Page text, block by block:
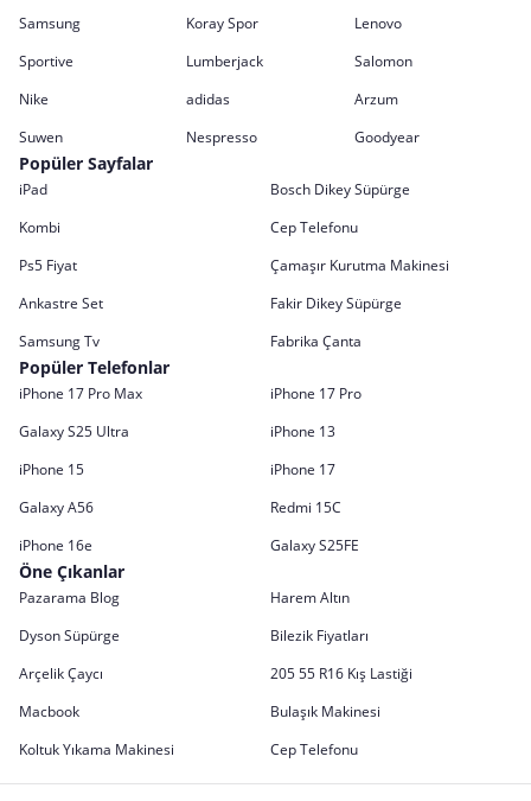
Samsung
Koray Spor
Lenovo
Sportive
Lumberjack
Salomon
Nike
adidas
Arzum
Suwen
Nespresso Goodyear
Popüler Sayfalar
iPad
Bosch Dikey Süpürge
Kombi
Cep Telefonu
Ps5 Fiyat
Çamaşır Kurutma Makinesi
Ankastre Set
Fakir Dikey Süpürge
Samsung Tv
Fabrika Çanta
Popüler Telefonlar
iPhone 17 Pro Max
iPhone 17 Pro
Galaxy S25 Ultra
iPhone 13
iPhone 15
iPhone 17
Galaxy A56
Redmi 15C
iPhone 16e
Galaxy S25FE
Öne Çıkanlar
Pazarama Blog
Harem Altın
Dyson Süpürge
Bilezik Fiyatları
Arçelik Çaycı
205 55 R16 Kış Lastiği
Macbook
Bulaşık Makinesi
Koltuk Yıkama Makinesi
Cep Telefonu